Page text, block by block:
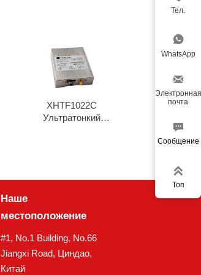
XHTF1022C
Ультратонкий
Наше
местоположение
#1, No.1 Building, No.66
Jiangxi Road, Циндао,
Китай
Тел.

WhatsApp

Электронная
почта

Сообщение

Топ